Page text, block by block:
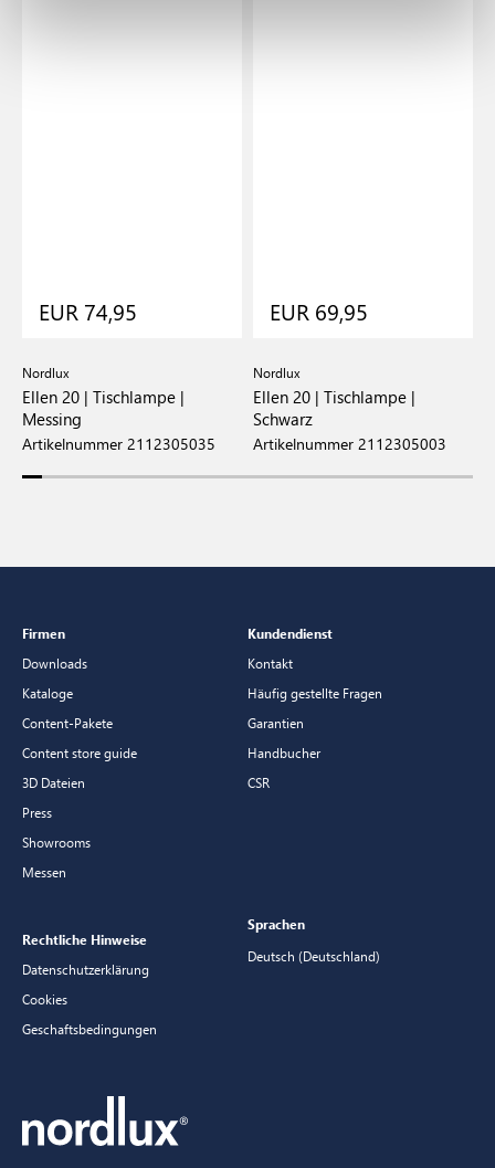
EUR 74,95
Nordlux
Ellen 20 | Tischlampe |
Messing
Artikelnummer 2112305035
EUR 69,95
Nordlux
Ellen 20 | Tischlampe |
Schwarz
Artikelnummer 2112305003
Firmen
Downloads
Kataloge
Content-Pakete
Content store guide
3D Dateien
Press
Showrooms
Messen
Kundendienst
Kontakt
Häufig gestellte Fragen
Garantien
Handbucher
CSR
Rechtliche Hinweise
Datenschutzerklärung
Cookies
Geschaftsbedingungen
Sprachen
Deutsch (Deutschland)